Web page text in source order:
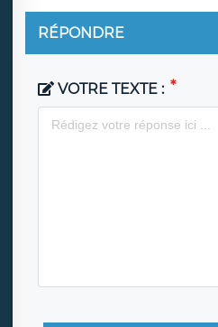
RÉPONDRE
VOTRE TEXTE :